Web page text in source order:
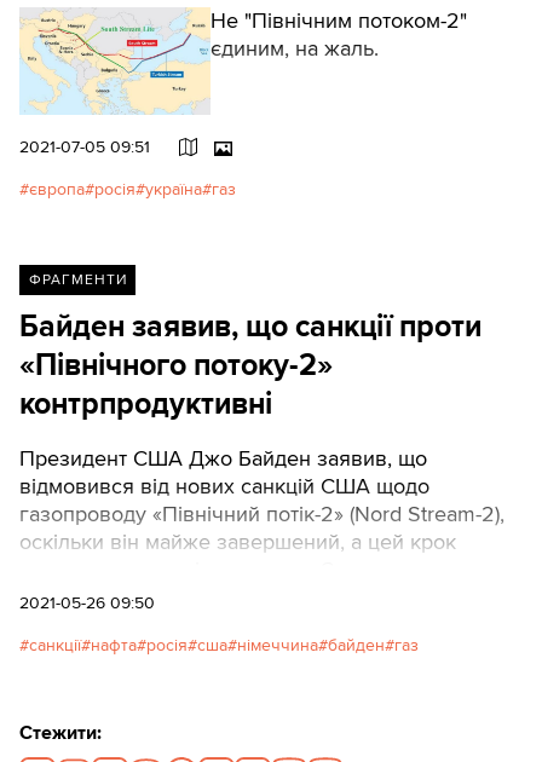
Не "Північним потоком-2"
єдиним, на жаль.
2021-07-05 09:51
європа росія україна газ
ФРАГМЕНТИ
Байден заявив, що санкції проти
«Північного потоку-2»
контрпродуктивні
Президент США Джо Байден заявив, що
відмовився від нових санкцій США щодо
газопроводу «Північний потік-2» (Nord Stream-2),
оскільки він майже завершений, а цей крок
2021-05-26 09:50
санкції нафта росія сша німеччина байден газ
Стежити: